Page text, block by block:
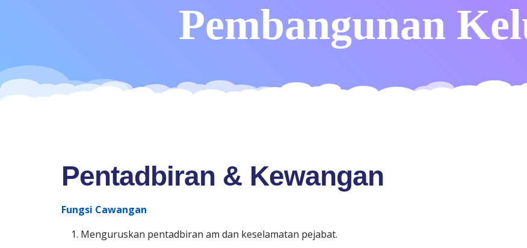
Pembangunan
Pentadbiran & Kewangan
Fungsi Cawangan
Menguruskan pentadbiran am dan keselamatan pejabat.